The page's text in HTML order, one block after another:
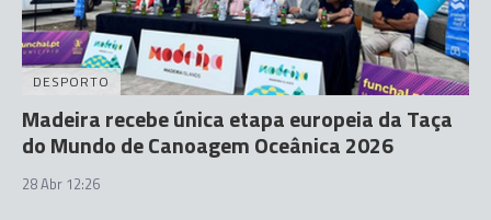
DESPORTO
Madeira recebe única etapa europeia da Taça
do Mundo de Canoagem Oceânica 2026
28 Abr 12:26